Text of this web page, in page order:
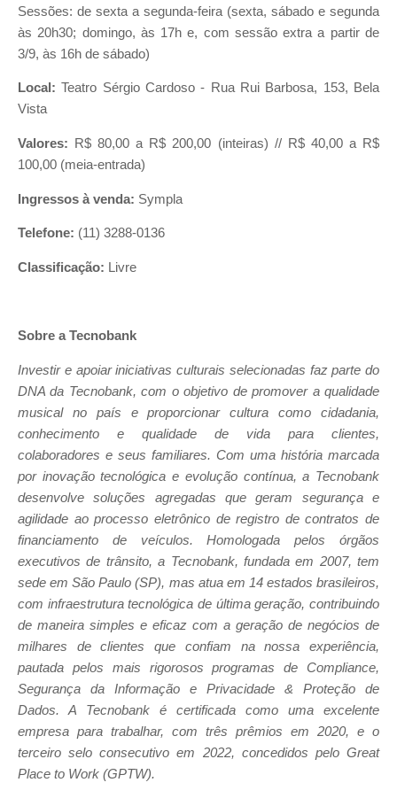
Sessões: de sexta a segunda-feira (sexta, sábado e segunda
às 20h30; domingo, às 17h e, com sessão extra a partir de
3/9, às 16h de sábado)
Local: Teatro Sérgio Cardoso - Rua Rui Barbosa, 153, Bela
Vista
Valores:
R$ 80,00 a R$ 200,00 (inteiras) // R$ 40,00 a R$
100,00 (meia-entrada)
Ingressos à venda: Sympla
Telefone: (11) 3288-0136
Classificação: Livre
Sobre a Tecnobank
Investir e apoiar iniciativas culturais selecionadas faz parte do
DNA da Tecnobank, com o objetivo de promover a qualidade
musical no país e proporcionar cultura como cidadania,
conhecimento e qualidade de vida para clientes,
colaboradores e seus familiares. Com uma história marcada
por inovação tecnológica e evolução contínua, a Tecnobank
desenvolve soluções agregadas que geram segurança e
agilidade ao processo eletrônico de registro de contratos de
financiamento de veículos. Homologada pelos órgãos
executivos de trânsito, a Tecnobank, fundada em 2007, tem
sede em São Paulo (SP), mas atua em 14 estados brasileiros,
com infraestrutura tecnológica de última geração, contribuindo
de maneira simples e eficaz com a geração de negócios de
milhares de clientes que confiam na nossa experiência,
pautada pelos mais rigorosos programas de Compliance,
Segurança da Informação e Privacidade & Proteção de
Dados. A Tecnobank é certificada como uma excelente
empresa para trabalhar, com três prêmios em 2020, e o
terceiro selo consecutivo em 2022, concedidos pelo Great
Place to Work (GPTW).